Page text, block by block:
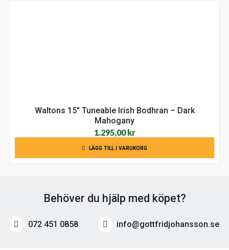
Waltons 15″ Tuneable Irish Bodhran – Dark
Mahogany
1.295,00kr
LÄGG TILL I VARUKORG
Behöver du hjälp med köpet?
072 451 0858 info@gottfridjohansson.se